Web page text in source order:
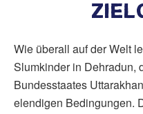
Wie überall auf der Welt
Slumkinder in Dehradun,
Bundesstaates
elendigen Bedingungen.